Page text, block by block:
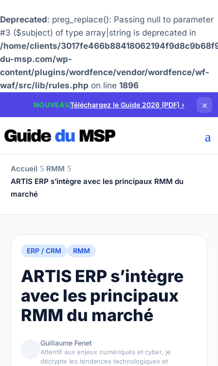
Deprecated: preg_replace(): Passing null to parameter
#3 ($subject) of type array|string is deprecated in
/home/clients/
du-msp.com/wp-
content/plugins/wordfence/vendor/wordfence/wf-
waf/src/lib/rules.php on line 1896
NOUVEAUTéléchargez le Guide 2026 (PDF)› ×
Accueil
RMM
ARTIS ERP s’intègre avec les principaux RMM du
marché
ERP / CRM RMM
ARTIS ERP s’intègre
avec les principaux
RMM du marché
Guillaume Fenet
Attentif aux enjeux numériques et cyber, je
décrypte les tendances technologiques et